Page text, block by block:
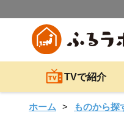
TVで紹介
ホーム ものから探